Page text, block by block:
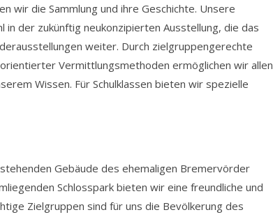
wir die Sammlung und ihre Geschichte. Unsere
der zukünftig neukonzipierten Ausstellung, die das
weiter. Durch zielgruppengerechte
Vermittlungsmethoden ermöglichen wir allen
Wissen. Für Schulklassen bieten wir spezielle
Gebäude des ehemaligen Bremervörder
Schlosspark bieten wir eine freundliche und
Zielgruppen sind für uns die Bevölkerung des